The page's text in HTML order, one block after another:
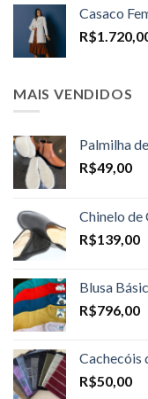
Casaco
R$
MAIS VENDIDOS
Palmilha
R$49,00
Chinelo de
R$139,00
Blusa
R$796,00
Cachecóis
R$50,00